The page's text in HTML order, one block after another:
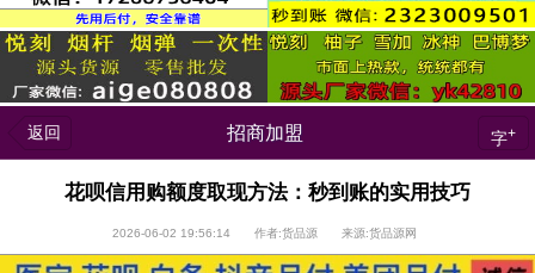
返回 招商加盟 字+
花呗信用购额度取现方法：秒到账的实用技巧
2026-06-02 19:56:14 作者:货品源 来源:货品源网